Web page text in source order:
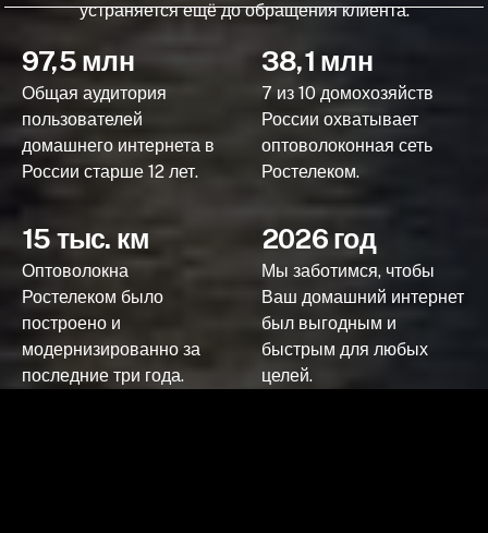
устраняется ещё до обращения клиента.
97,5 млн
Общая аудитория
пользователей
домашнего интернета в
России старше 12 лет.
38,1 млн
7 из 10 домохозяйств
России охватывает
оптоволоконная сеть
Ростелеком.
15 тыс. км
Оптоволокна
Ростелеком было
построено и
модернизированно за
последние три года.
2026 год
Мы заботимся, чтобы
Ваш домашний интернет
был выгодным и
быстрым для любых
целей.